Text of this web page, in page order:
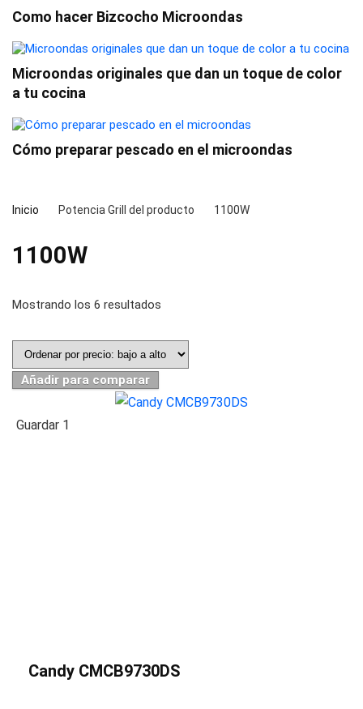
Como hacer Bizcocho Microondas
Microondas originales que dan un toque de color
a tu cocina
Cómo preparar pescado en el microondas
Inicio Potencia Grill del producto 1100W
1100W
Mostrando los 6 resultados
Añadir para comparar
Guardar 1
Candy CMCB9730DS